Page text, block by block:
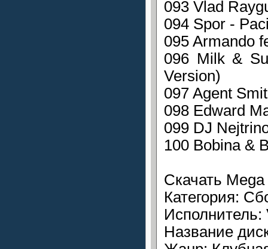
093 Vlad
094 Spor -
095 Armando
096 Milk &
Version)
097 Agent
098 Edward
099 DJ
100 Bobina &
Скачать
Категория:
Исполнитель:
Название